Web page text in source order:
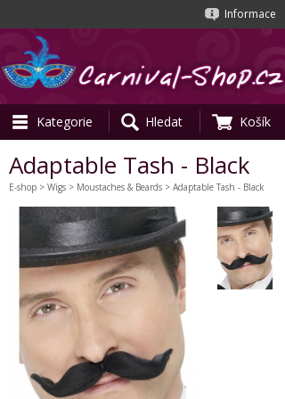
Informace
Kategorie Hledat Košík
Adaptable Tash - Black
E-shop > Wigs > Moustaches & Beards > Adaptable Tash - Black